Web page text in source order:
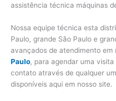
assistência técnica máquinas
Nossa equipe técnica esta
Paulo, grande São Paulo e
avançados de atendimento em
Paulo, para agendar uma
contato através de qualquer
disponíveis aqui em nosso site.